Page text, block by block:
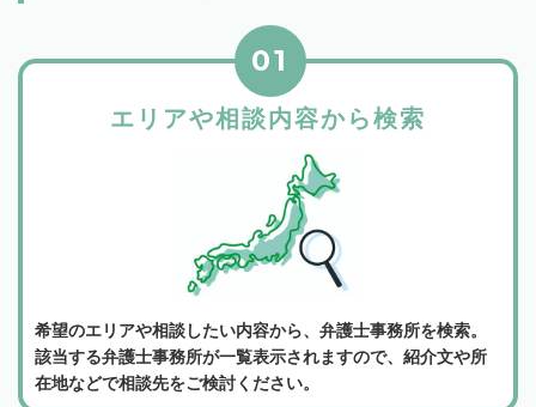
エリアや相談内容から検索
01
希望のエリアや相談したい内容から、弁護士事務所を検索。
該当する弁護士事務所が一覧表示されますので、紹介文や所
在地などで相談先をご検討ください。